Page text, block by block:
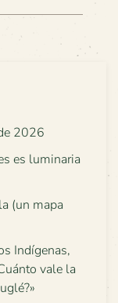
2026
es luminaria
(un mapa
Indígenas,
vale la